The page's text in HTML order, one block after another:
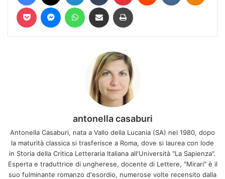
Pocket MessengerWhatsAppCondividi via mail Stampa
antonella casaburi
Antonella Casaburi, nata a Vallo della Lucania (SA) nel 1980, dopo
la maturità classica si trasferisce a Roma, dove si laurea con lode
in Storia della Critica Letteraria Italiana all'Università "La Sapienza".
Esperta e traduttrice di ungherese, docente di Lettere, "Mirari" è il
suo fulminante romanzo d'esordio, numerose volte recensito dalla